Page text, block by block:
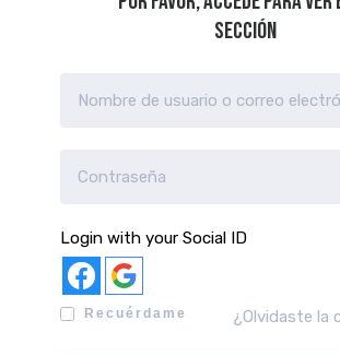
sección
Login with your Social ID
Recuérdame ¿Olvidaste la